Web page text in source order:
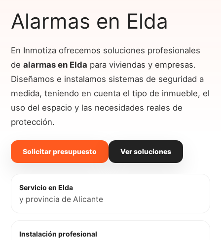
Alarmas en Elda
En Inmotiza ofrecemos soluciones profesionales
de alarmas en Elda para viviendas y empresas.
Diseñamos e instalamos sistemas de seguridad a
medida, teniendo en cuenta el tipo de inmueble, el
uso del espacio y las necesidades reales de
protección.
Solicitar presupuesto Ver soluciones
Servicio en Elda
y provincia de Alicante
Instalación profesional